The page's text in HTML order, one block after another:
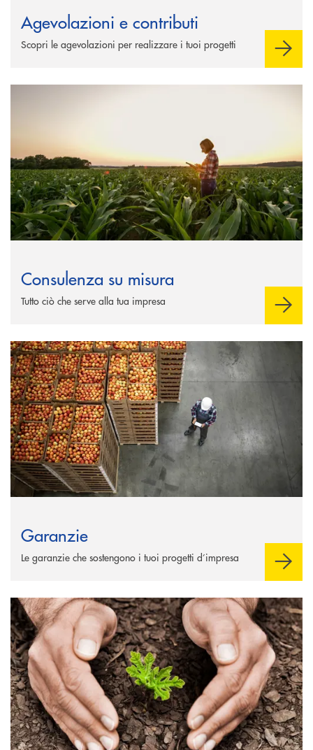
Agevolazioni e contributi
Scopri le agevolazioni per realizzare i tuoi progetti
Consulenza su misura
Tutto ciò che serve alla tua impresa
Scopri di più Garanzie
Garanzie
Le garanzie che sostengono i tuoi progetti d’impresa
Scopri di più Assicurazioni